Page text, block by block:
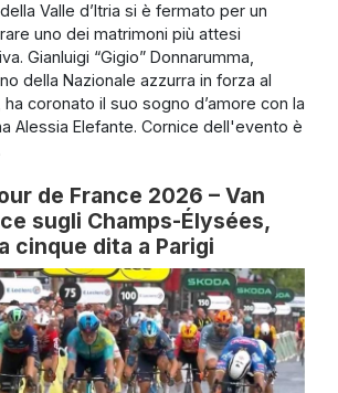
Valle d’Itria si è fermato per un
uno dei matrimoni più attesi
Gianluigi “Gigio” Donnarumma,
della Nazionale azzurra in forza al
coronato il suo sogno d’amore con la
Alessia Elefante. Cornice dell'evento è
de France 2026 – Van
sugli Champs-Élysées,
cinque dita a Parigi